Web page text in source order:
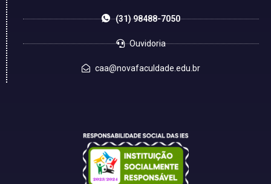
(31) 98488-7050
Ouvidoria
caa@novafaculdade.edu.br